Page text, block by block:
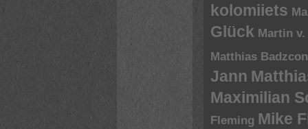
kolomiiets
Glück Martin
Matthias
Jann
Maximilian
Fleming Mike